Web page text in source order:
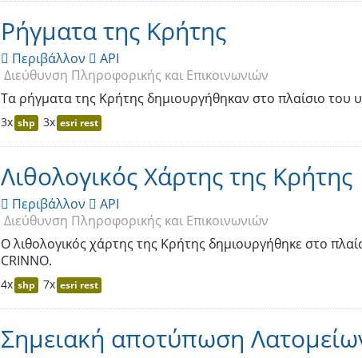
Ρήγματα της Κρήτης
 Περιβάλλον  API
Διεύθυνση Πληροφορικής και Επικοινωνιών
Τα ρήγματα της Κρήτης δημιουργήθηκαν στο πλαίσιο του
3x shp 3x esri rest
Λιθολογικός Χάρτης της Κρήτης
 Περιβάλλον  API
Διεύθυνση Πληροφορικής και Επικοινωνιών
Ο λιθολογικός χάρτης της Κρήτης δημιουργήθηκε στο
CRINNO.
4x shp 7x esri rest
Σημειακή αποτύπωση